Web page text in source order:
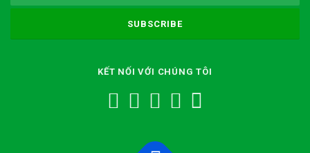
KẾT NỐI VỚI CHÚNG TÔI